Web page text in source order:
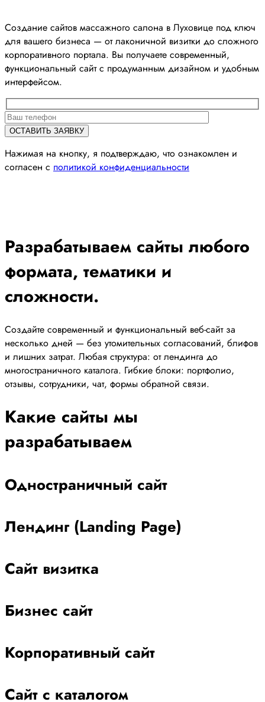
Создание сайтов массажного салона в Луховице под ключ
для вашего бизнеса — от лаконичной визитки до сложного
корпоративного портала. Вы получаете современный,
функциональный сайт с продуманным дизайном и удобным
интерфейсом.
Нажимая на кнопку, я подтверждаю, что ознакомлен и
согласен с политикой конфиденциальности
Разрабатываем сайты любого
формата, тематики и
сложности.
Создайте современный и функциональный веб-сайт за
несколько дней — без утомительных согласований, блифов
и лишних затрат. Любая структура: от лендинга до
многостраничного каталога. Гибкие блоки: портфолио,
отзывы, сотрудники, чат, формы обратной связи.
Какие сайты мы
разрабатываем
Одностраничный сайт
Лендинг (Landing Page)
Сайт визитка
Бизнес сайт
Корпоративный сайт
Сайт с каталогом